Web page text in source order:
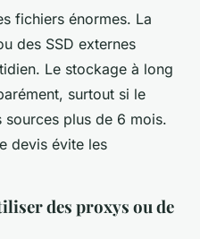
fichiers énormes. La
des SSD externes
Le stockage à long
surtout si le
plus de 6 mois.
devis évite les
des proxys ou de